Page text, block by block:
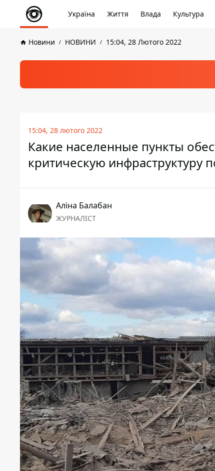
Україна Життя Влада Культура
Новини НОВИНИ 15:04, 28 Лютого 2022
15:04, 28 лютого 2022
Какие населенные пункты
критическую инфраструктуру
Аліна Балабан
ЖУРНАЛІСТ